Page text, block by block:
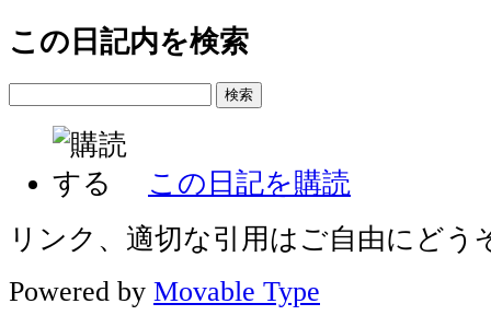
この日記内を検索
この日記を購読
リンク、適切な引用はご自由にどう
Powered by Movable Type